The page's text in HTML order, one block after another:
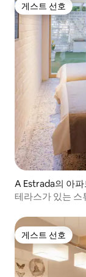
게스트 선호
게스트 선호
A Estrada의 아파
테라스가 있는 스
게스트 선호
게스트 선호